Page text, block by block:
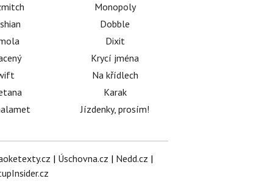
Monopoly
Dobble
Dixit
Krycí jména
Na křídlech
Karak
Jízdenky, prosím!
| Úschovna.cz | Nedd.cz |